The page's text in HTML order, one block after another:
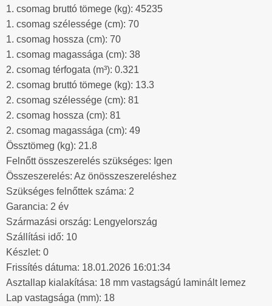
1. csomag bruttó tömege (kg): 45235
1. csomag szélessége (cm): 70
1. csomag hossza (cm): 70
1. csomag magassága (cm): 38
2. csomag térfogata (m³): 0.321
2. csomag bruttó tömege (kg): 13.3
2. csomag szélessége (cm): 81
2. csomag hossza (cm): 81
2. csomag magassága (cm): 49
Össztömeg (kg): 21.8
Felnőtt összeszerelés szükséges: Igen
Összeszerelés: Az önösszeszereléshez
Szükséges felnőttek száma: 2
Garancia: 2 év
Származási ország: Lengyelország
Szállítási idő: 10
Készlet: 0
Frissítés dátuma: 18.01.2026 16:01:34
Asztallap kialakítása: 18 mm vastagságú laminált lemez
Lap vastagsága (mm): 18